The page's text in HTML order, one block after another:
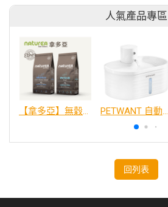
人氣產品專區
【拿多亞】無穀低敏 犬糧 PETWANT 自動感應無線寵物飲水機 W4-L
回列表